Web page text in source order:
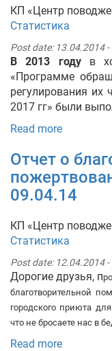
КП «Центр
Статистика
Post date: 13.04.2014 -
В 2013 годув
«Программе
регулирования их
2017 гг» были
Read more
Отчет о
09.04.14
КП «Центр
Статистика
Post date: 12.04.2014 -
Дорогие друзья, п
благотворительной
городского приюта
что не бросаете нас в
Read more